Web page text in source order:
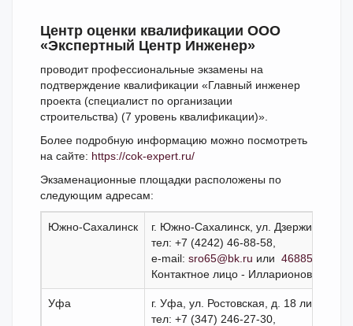
Центр оценки квалификации ООО
«Экспертный Центр Инженер»
проводит профессиональные экзамены на
подтверждение квалификации «Главный инженер
проекта (специалист по организации
строительства) (7 уровень квалификации)».
Более подробную информацию можно посмотреть
на сайте: https://cok-expert.ru/
Экзаменационные площадки расположены по
следующим адресам:
Южно-Сахалинск
г. Южно-Сахалинск, ул.
тел: +7 (4242) 46-88-58,
e-mail: sro65@bk.ru или
Контактное лицо - Илларионов
Уфа
г. Уфа, ул. Ростовская, д. 18 литера Е,
тел: +7 (347) 246-27-30,